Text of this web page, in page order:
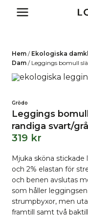
Hem / Ekologiska
Dam / Leggings bomull
Grödo
Leggings
randiga svart/grå
319 kr
Mjuka sköna
och 2% elastan för
och benen avslutas
som håller
strumpbyxor, men
framtill samt två